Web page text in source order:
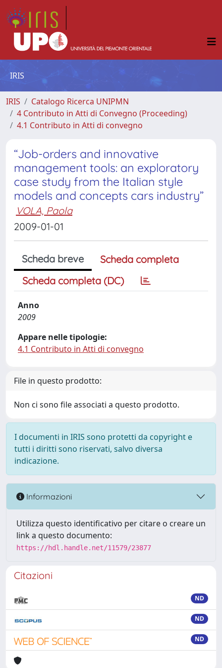
IRIS
IRIS
Catalogo Ricerca UNIPMN
4 Contributo in Atti di Convegno (Proceeding)
4.1 Contributo in Atti di convegno
“Job-orders and innovative
management tools: an exploratory
case study from the Italian style
models and concepts cars industry”
VOLA, Paola
2009-01-01
Scheda breve
Scheda completa
Scheda completa (DC)
Anno
2009
Appare nelle tipologie:
4.1 Contributo in Atti di convegno
File in questo prodotto:
Non ci sono file associati a questo prodotto.
I documenti in IRIS sono protetti da copyright e
tutti i diritti sono riservati, salvo diversa
indicazione.
Informazioni
Utilizza questo identificativo per citare o creare un
link a questo documento:
https://hdl.handle.net/11579/23877
Citazioni
ND
ND
ND